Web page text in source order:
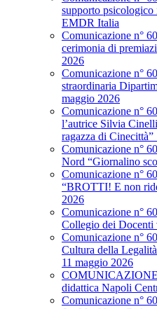
supporto psicologico
EMDR Italia
Comunicazione n°
cerimonia di
2026
Comunicazione n°
straordinaria
maggio 2026
Comunicazione n°
l’autrice Silvia
ragazza di
Comunicazione n°
Nord “Giornalino
Comunicazione n°
“BROTTI! E non
2026
Comunicazione n°
Collegio dei Docenti
Comunicazione n°
Cultura della
11 maggio 2026
COMUNICAZIONE
didattica Napoli
Comunicazione n°